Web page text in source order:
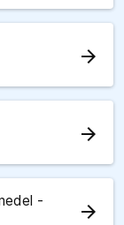
arrow_forward
arrow_forward
-
arrow_forward